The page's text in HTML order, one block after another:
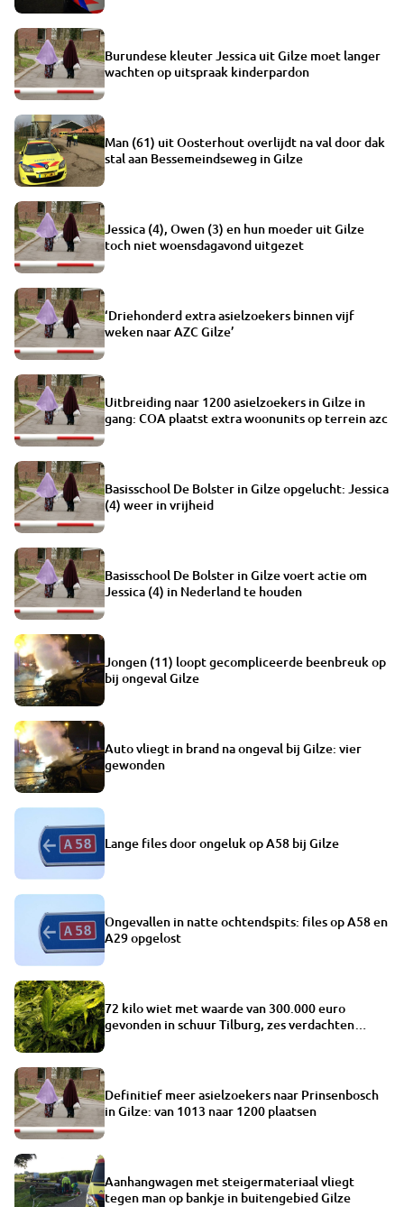
Burundese kleuter Jessica uit Gilze moet langer
wachten op uitspraak kinderpardon
Man (61) uit Oosterhout overlijdt na val door dak
stal aan Bessemeindseweg in Gilze
Jessica (4), Owen (3) en hun moeder uit Gilze
toch niet woensdagavond uitgezet
‘Driehonderd extra asielzoekers binnen vijf
weken naar AZC Gilze’
Uitbreiding naar 1200 asielzoekers in Gilze in
gang: COA plaatst extra woonunits op terrein azc
Basisschool De Bolster in Gilze opgelucht: Jessica
(4) weer in vrijheid
Basisschool De Bolster in Gilze voert actie om
Jessica (4) in Nederland te houden
Jongen (11) loopt gecompliceerde beenbreuk op
bij ongeval Gilze
Auto vliegt in brand na ongeval bij Gilze: vier
gewonden
Lange files door ongeluk op A58 bij Gilze
Ongevallen in natte ochtendspits: files op A58 en
A29 opgelost
72 kilo wiet met waarde van 300.000 euro
gevonden in schuur Tilburg, zes verdachten
Definitief meer asielzoekers naar Prinsenbosch
in Gilze: van 1013 naar 1200 plaatsen
Aanhangwagen met steigermateriaal vliegt
tegen man op bankje in buitengebied Gilze